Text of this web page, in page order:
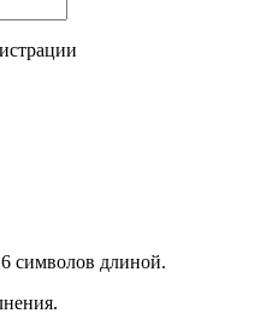
символов длиной.